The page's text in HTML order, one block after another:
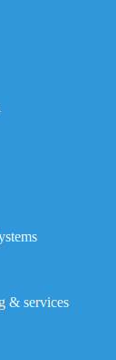
& services